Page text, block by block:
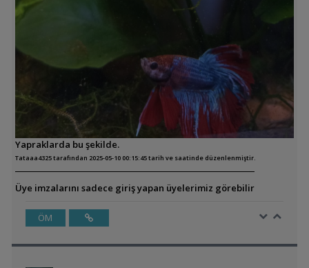
Yapraklarda bu şekilde.
Tataaa4325 tarafından 2025-05-10 00:15:45 tarih ve saatinde düzenlenmiştir.
Üye imzalarını sadece giriş yapan üyelerimiz görebilir
ÖM